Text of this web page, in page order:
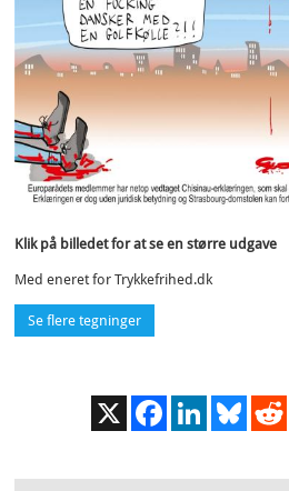
Klik på billedet for at se en større udgave
Med eneret for Trykkefrihed.dk
Se flere tegninger
FacebookLinkedInBluesky